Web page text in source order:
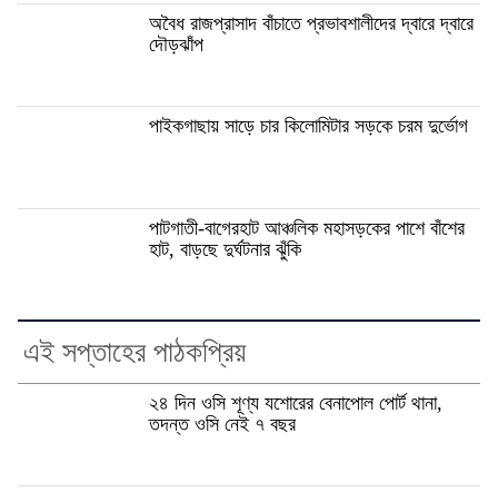
অবৈধ রাজপ্রাসাদ বাঁচাতে প্রভাবশালীদের দ্বারে দ্বারে
দৌড়ঝাঁপ
পাইকগাছায় সাড়ে চার কিলোমিটার সড়কে চরম দুর্ভোগ
পাটগাতী-বাগেরহাট আঞ্চলিক মহাসড়কের পাশে বাঁশের
হাট, বাড়ছে দুর্ঘটনার ঝুঁকি
এই সপ্তাহের পাঠকপ্রিয়
২৪ দিন ওসি শূণ্য যশোরের বেনাপোল পোর্ট থানা,
তদন্ত ওসি নেই ৭ বছর